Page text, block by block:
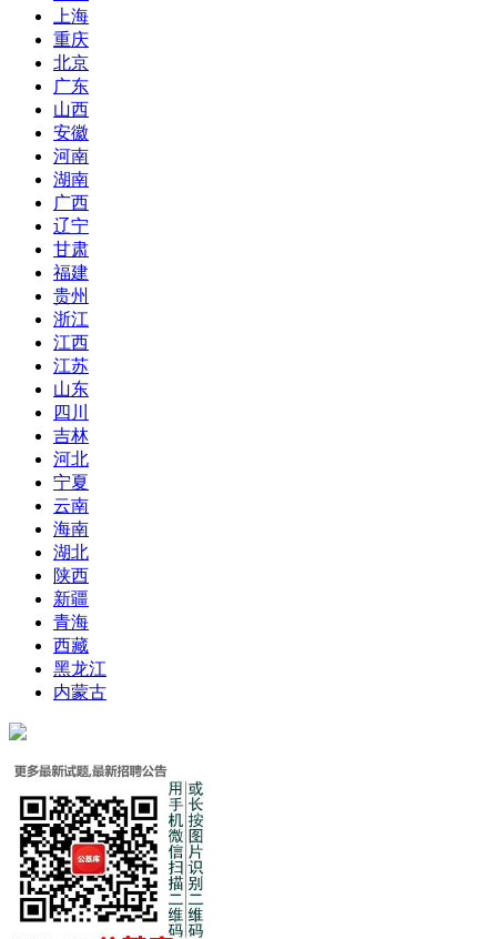
上海
重庆
北京
广东
山西
安徽
河南
湖南
广西
辽宁
甘肃
福建
贵州
浙江
江西
江苏
山东
四川
吉林
河北
宁夏
云南
海南
湖北
陕西
新疆
青海
西藏
黑龙江
内蒙古